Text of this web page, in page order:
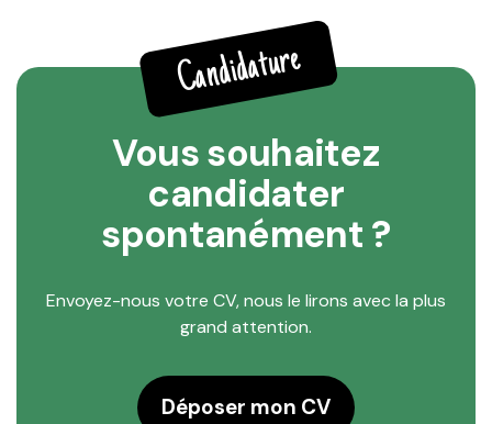
Candidature
Vous souhaitez
candidater
spontanément ?
Envoyez-nous votre CV, nous le lirons avec la plus
grand attention.
Déposer mon CV